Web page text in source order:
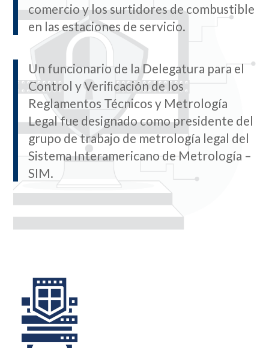
comercio y los surtidores de combustible
en las estaciones de servicio.
Un funcionario de la Delegatura para el
Control y Veriﬁcación de los
Reglamentos Técnicos y Metrología
Legal fue designado como presidente del
grupo de trabajo de metrología legal del
Sistema Interamericano de Metrología –
SIM.